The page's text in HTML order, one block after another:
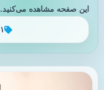
این صفحه مشاهده می‌کنید.
۱ مطلب